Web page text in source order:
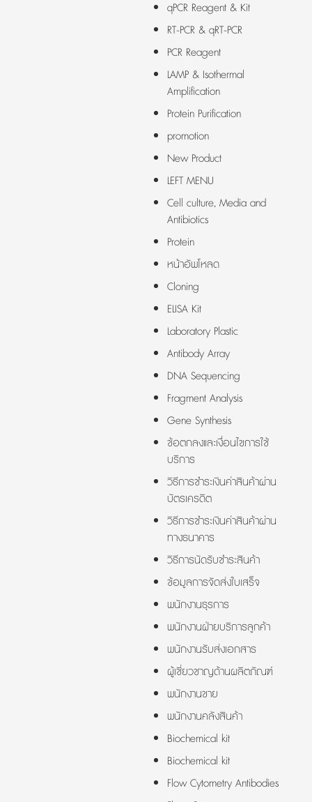
qPCR Reagent & Kit
RT-PCR & qRT-PCR
PCR Reagent
LAMP & Isothermal
Amplification
Protein Purification
promotion
New Product
LEFT MENU
Cell culture, Media and
Antibiotics
Protein
หน้าอัพโหลด
Cloning
ELISA Kit
Laboratory Plastic
Antibody Array
DNA Sequencing
Fragment Analysis
Gene Synthesis
ข้อตกลงและเงื่อนไขการใช้
บริการ
วิธีการชำระเงินค่าสินค้าผ่าน
บัตรเครดิต
วิธีการชำระเงินค่าสินค้าผ่าน
ทางธนาคาร
วิธีการนัดรับชำระสินค้า
ข้อมูลการจัดส่งใบเสร็จ
พนักงานธุรการ
พนักงานฝ่ายบริการลูกค้า
พนักงานรับส่งเอกสาร
ผู้เชี่ยวชาญด้านผลิตภัณฑ์
พนักงานขาย
พนักงานคลังสินค้า
Biochemical kit
Biochemical kit
Flow Cytometry Antibodies